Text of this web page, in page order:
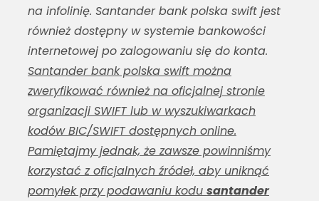
na infolinię. Santander bank polska swiftjest
również dostępny w systemie bankowości
internetowej po zalogowaniu się do konta.
Santander bank polska swift można
zweryfikować również na oficjalnej stronie
organizacji SWIFT lub w wyszukiwarkach
kodów BIC/SWIFT dostępnych online.
Pamiętajmy jednak, że zawsze powinniśmy
korzystać z oficjalnych źródeł, aby uniknąć
pomyłek przy podawaniu kodu santander